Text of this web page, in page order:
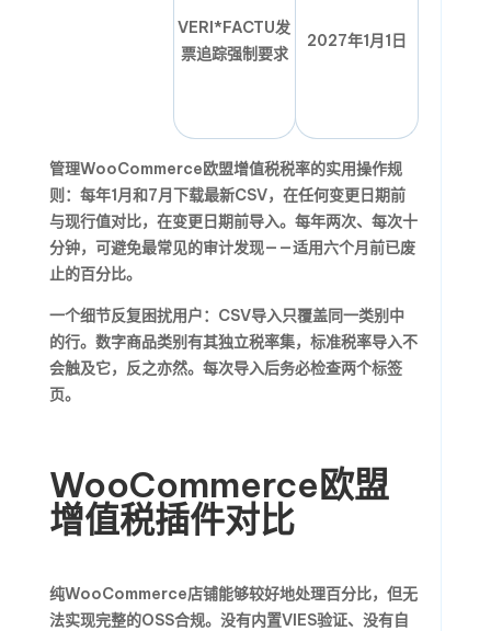
VERI*FACTU发
票追踪强制要求
2027年1月1日
管理WooCommerce欧盟增值税税率的实用操作规
则：每年1月和7月下载最新CSV，在任何变更日期前
与现行值对比，在变更日期前导入。每年两次、每次十
分钟，可避免最常见的审计发现——适用六个月前已废
止的百分比。
一个细节反复困扰用户：CSV导入只覆盖同一类别中
的行。数字商品类别有其独立税率集，标准税率导入不
会触及它，反之亦然。每次导入后务必检查两个标签
页。
WooCommerce欧盟
增值税插件对比
纯WooCommerce店铺能够较好地处理百分比，但无
法实现完整的OSS合规。没有内置VIES验证、没有自